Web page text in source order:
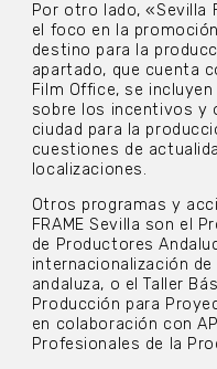
Por otro lado, «Sevilla
el foco en la
destino para la
apartado, que cuenta
Film Office, se
sobre los incentivos y
ciudad para la
cuestiones de
localizaciones.
Otros programas y
FRAME Sevilla son el
de Productores
internacionalización
andaluza, o el Taller
Producción para
en colaboración con
Profesionales de la